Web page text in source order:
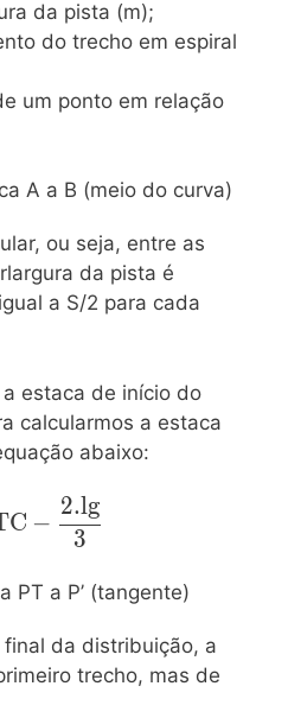
da pista (m);
do trecho em espiral
um ponto em relação
A a B (meio do curva)
ou seja, entre as
da pista é
a S/2 para cada
estaca de início do
calcularmos a estaca
abaixo:
C −
3
2.lg
PT a P’ (tangente)
da distribuição, a
trecho, mas de